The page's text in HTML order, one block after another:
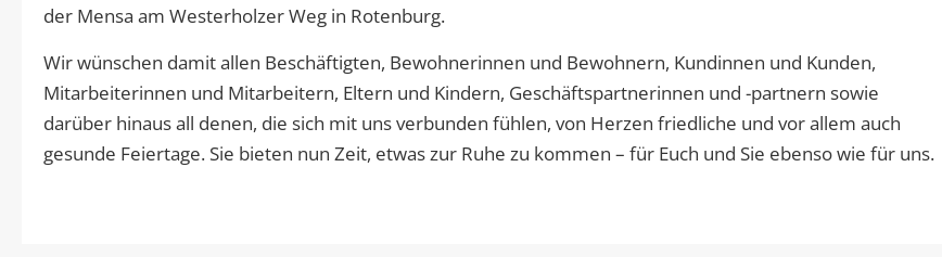
der Mensa am Westerholzer Weg in Rotenburg.
Wir wünschen damit allen Beschäftigten, Bewohnerinnen und Bewohnern, Kundinnen und Kunden,
Mitarbeiterinnen und Mitarbeitern, Eltern und Kindern, Geschäftspartnerinnen und -partnern sowie
darüber hinaus all denen, die sich mit uns verbunden fühlen, von Herzen friedliche und vor allem auch
gesunde Feiertage. Sie bieten nun Zeit, etwas zur Ruhe zu kommen – für Euch und Sie ebenso wie für uns.